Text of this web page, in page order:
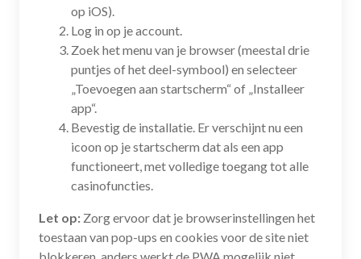
op iOS).
Log in op je account.
Zoek het menu van je browser (meestal drie
puntjes of het deel-symbool) en selecteer
„Toevoegen aan startscherm“ of „Installeer
app“.
Bevestig de installatie. Er verschijnt nu een
icoon op je startscherm dat als een app
functioneert, met volledige toegang tot alle
casinofuncties.
Let op: Zorg ervoor dat je browserinstellingen het
toestaan van pop-ups en cookies voor de site niet